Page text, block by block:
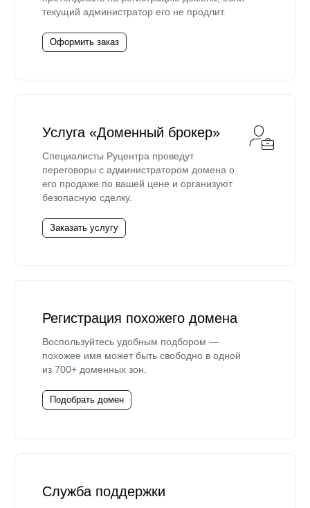
текущий администратор его не продлит.
Оформить заказ
Услуга «Доменный брокер»
Специалисты Руцентра проведут
переговоры с администратором домена о
его продаже по вашей цене и организуют
безопасную сделку.
Заказать услугу
Регистрация похожего домена
Воспользуйтесь удобным подбором —
похожее имя может быть свободно в одной
из 700+ доменных зон.
Подобрать домен
Служба поддержки